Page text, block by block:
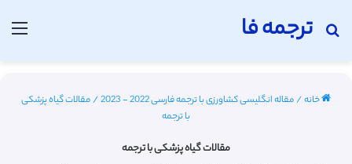
ترجمه فا
جستجو برای
خانه/مقاله انگلیسی کشاورزی با ترجمه فارسی 2022 - 2023 /مقالات گیاه پزشکی
با ترجمه
مقالات گیاه پزشکی با ترجمه